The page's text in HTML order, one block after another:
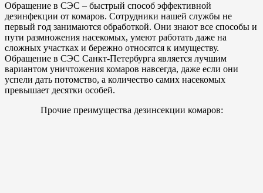
Обращение в СЭС – быстрый способ эффективной
дезинфекции от комаров. Сотрудники нашей службы не
первый год занимаются обработкой. Они знают все способы и
пути размножения насекомых, умеют работать даже на
сложных участках и бережно относятся к имуществу.
Обращение в СЭС Санкт-Петербурга является лучшим
вариантом уничтожения комаров навсегда, даже если они
успели дать потомство, а количество самих насекомых
превышает десятки особей.
Прочие преимущества дезинсекции комаров: